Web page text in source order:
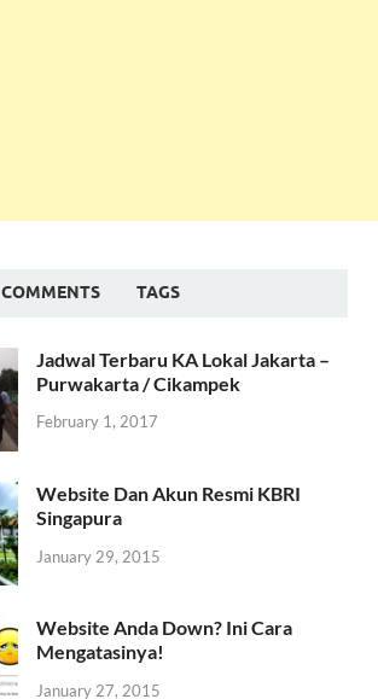
COMMENTS TAGS
Jadwal Terbaru KA Lokal Jakarta –
Purwakarta / Cikampek
February 1, 2017
Website Dan Akun Resmi KBRI
Singapura
January 29, 2015
Website Anda Down? Ini Cara
Mengatasinya!
January 27, 2015